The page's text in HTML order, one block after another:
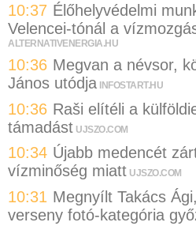
10:37 Élőhelyvédelmi
Velencei-tónál a
ALTERNATIVENERGIA.HU
10:36 Megvan a névsor,
János utódja INFOSTART.HU
10:36 Raši elítéli a
támadást UJSZO.COM
10:34 Újabb medencét
vízminőség miatt UJSZO.COM
10:31 Megnyílt Takács
verseny fotó-kategória